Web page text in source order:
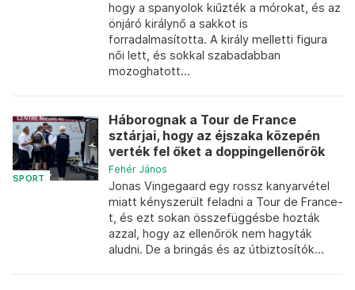
hogy a spanyolok kiűzték a mórokat, és az
önjáró királynő a sakkot is
forradalmasította. A király melletti figura
női lett, és sokkal szabadabban
mozoghatott...
SPORT
Háborognak a Tour de France
sztárjai, hogy az éjszaka közepén
verték fel őket a doppingellenőrök
Fehér János
Jonas Vingegaard egy rossz kanyarvétel
miatt kényszerült feladni a Tour de France-
t, és ezt sokan összefüggésbe hozták
azzal, hogy az ellenőrök nem hagyták
aludni. De a bringás és az útbiztosítók...